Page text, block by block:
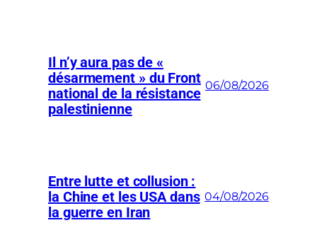
Il n’y aura pas de «
désarmement » du Front
national de la résistance
palestinienne
06/08/2026
Entre lutte et collusion :
la Chine et les USA dans
la guerre en Iran
04/08/2026